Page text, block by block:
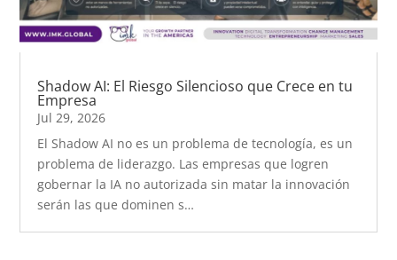
Shadow AI: El Riesgo Silencioso que Crece en tu
Empresa
Jul 29, 2026
El Shadow AI no es un problema de tecnología, es un
problema de liderazgo. Las empresas que logren
gobernar la IA no autorizada sin matar la innovación
serán las que dominen s…